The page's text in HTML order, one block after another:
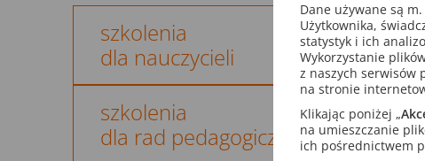
szkolenia
dla nauczycieli
szkolenia
dla rad pedagogicznych
Dane używane są
Użytkownika,
statystyk i ich
Wykorzystanie
z naszych serwisów
na stronie
Klikając poniżej „
na umieszczanie
ich pośrednictwem